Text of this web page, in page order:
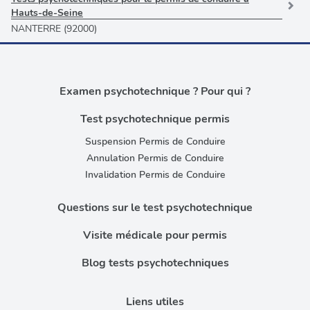
Hauts-de-Seine
NANTERRE (92000)
Liens utiles
Examen psychotechnique ? Pour qui ?
Test psychotechnique permis
Suspension Permis de Conduire
Annulation Permis de Conduire
Invalidation Permis de Conduire
Questions sur le test psychotechnique
Visite médicale pour permis
Blog tests psychotechniques